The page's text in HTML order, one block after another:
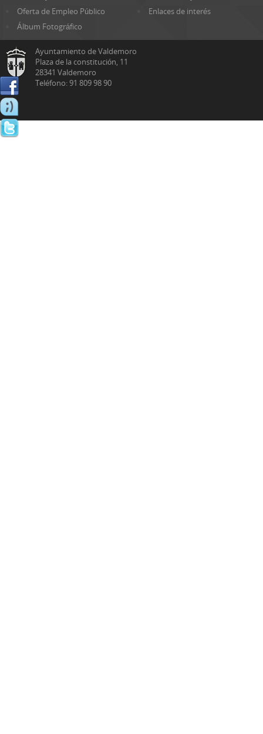
Oferta de Empleo Público
Enlaces de interés
Álbum Fotográfico
Ayuntamiento de Valdemoro
Plaza de la constitución, 11
28341 Valdemoro
Teléfono: 91 809 98 90